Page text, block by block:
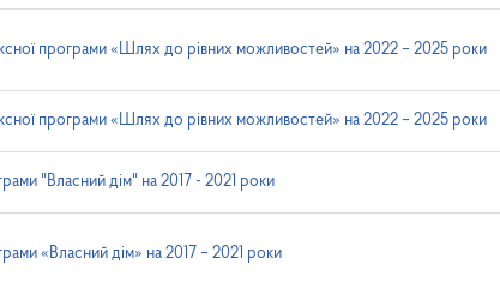
програми «Шлях до рівних можливостей» на 2022 – 2025 роки
програми «Шлях до рівних можливостей» на 2022 – 2025 роки
"Власний дім" на 2017 - 2021 роки
«Власний дім» на 2017 – 2021 роки